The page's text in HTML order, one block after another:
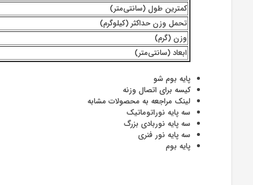
کمترین طول (سانتی‌متر)
تحمل وزن حداکثر (کیلوگرم)
وزن (گرم)
ابعاد (سانتی‌متر)
پایه بوم شو
کیسه برای اتصال وزنه
لینک مراجعه به محصولات مشابه
سه پایه نوراتوماتیک
سه پایه نوربادی بزرگ
سه پایه نور فنری
پایه بوم